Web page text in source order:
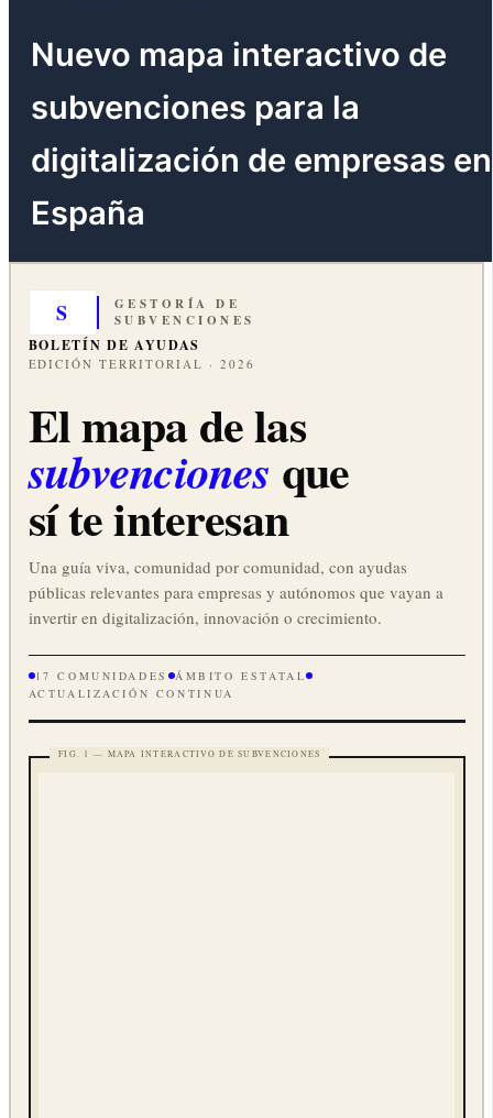
Nuevo mapa interactivo de
subvenciones para la
digitalización de empresas en
España
S
GESTORÍA DE
SUBVENCIONES
BOLETÍN DE AYUDAS
EDICIÓN TERRITORIAL · 2026
El mapa de las
subvenciones que
sí te interesan
Una guía viva, comunidad por comunidad, con ayudas
públicas relevantes para empresas y autónomos que vayan a
invertir en digitalización, innovación o crecimiento.
17 COMUNIDADES
ÁMBITO ESTATAL
ACTUALIZACIÓN CONTINUA